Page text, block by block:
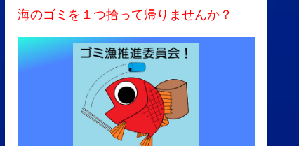
海のゴミを１つ拾って帰りませんか？